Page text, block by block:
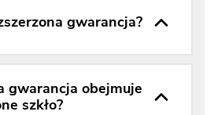
gwarancja?
gwarancja obejmuje
szkło?